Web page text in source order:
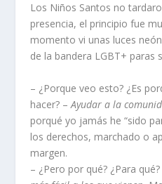
Los Niños Santos no
presencia, el principio fue
momento vi unas luces
de la bandera LGBT+ paras
– ¿Porque veo esto? ¿Es
hacer? – Ayudar a la
porqué yo jamás he “sido
los derechos, marchado o
margen.
– ¿Pero por qué? ¿Para qué?